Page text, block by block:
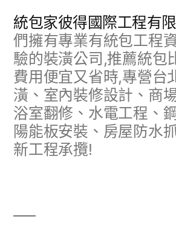
統包家彼得國際工程有
們擁有專業有統包工程
驗的裝潢公司,推薦統包
費用便宜又省時,專營台
潢、室內裝修設計、商
浴室翻修、水電工程、
陽能板安裝、房屋防水
新工程承攬!